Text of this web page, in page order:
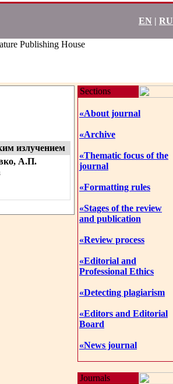
EN | RU
Publishing House
излучением
А.П.
Sections
«About journal
«Archive
«Thematic focus of the
journal
«Formatting rules
«Stages of the review
and publication
«Review process
«Editorial and
Professional Ethics
«Detecting plagiarism
«Editors and Editorial
Board
«News journal
Journals